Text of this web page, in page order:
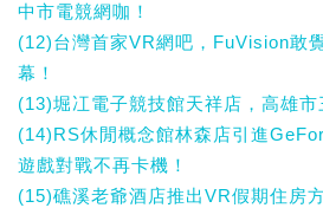
中市電競網咖！
(12)台灣首家VR網吧，FuVision敢
幕！
(13)堀冮電子競技館天祥店，高雄市
(14)RS休閒概念館林森店引進
遊戲對戰不再卡機！
(15)礁溪老爺酒店推出VR假期住房